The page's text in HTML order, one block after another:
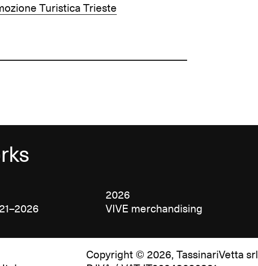
Turistica Trieste
2026
VIVE merchandising
Copyright © 2026, TassinariVetta srl